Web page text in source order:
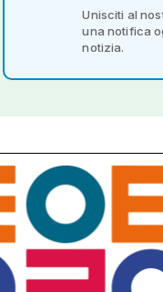
Unisciti al
una notifica
notizia.